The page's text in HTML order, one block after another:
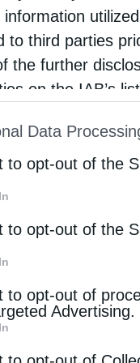
information
to third parties
the further
on the IAB’s
of Downstream
parties.
Data
to opt-out of the
to opt-out of the
to opt-out of
Advertising.
χρόνια σε
και